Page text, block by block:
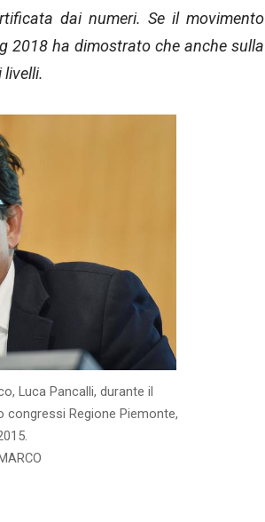
dai numeri. Se il movimento
2018 ha dimostrato che anche sulla
livelli.
Luca Pancalli, durante il
congressi Regione Piemonte,